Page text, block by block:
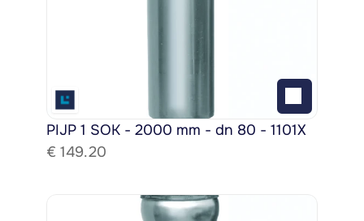
PIJP 1 SOK - 2000 mm - dn 80 - 1101X
€ 149.20